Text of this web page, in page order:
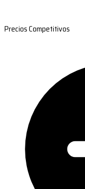
Precios Competitivos